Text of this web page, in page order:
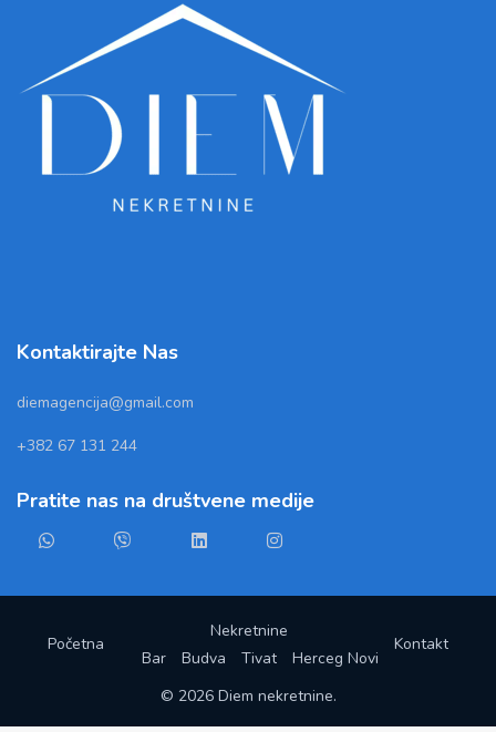
Kontaktirajte Nas
diemagencija@gmail.com
+382 67 131 244
Pratite nas na društvene medije
Početna
Nekretnine
Bar
Budva Tivat Herceg Novi
Kontakt
© 2026 Diem nekretnine.